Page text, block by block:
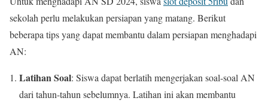
sekolah perlu melakukan persiapan yang matang. Berikut
beberapa tips yang dapat membantu dalam persiapan menghadapi
AN:
Latihan Soal: Siswa dapat berlatih mengerjakan soal-soal AN
dari tahun-tahun sebelumnya. Latihan ini akan membantu